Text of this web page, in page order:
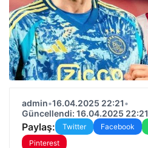
admin•16.04.2025 22:21•
Güncellendi: 16.04.2025 22:21
Paylaş: Twitter Facebook
Pinterest